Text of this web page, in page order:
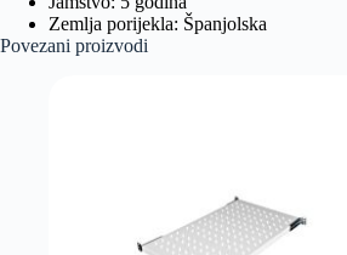
Zemlja porijekla: Španjolska
Povezani proizvodi